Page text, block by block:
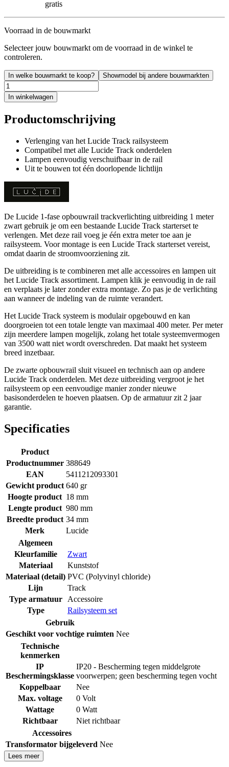
gratis
Voorraad in de bouwmarkt
Selecteer jouw bouwmarkt om de voorraad in de winkel te
controleren.
In welke bouwmarkt te koop? Showmodel bij andere bouwmarkten
In winkelwagen
Productomschrijving
Verlenging van het Lucide Track railsysteem
Compatibel met alle Lucide Track onderdelen
Lampen eenvoudig verschuifbaar in de rail
Uit te bouwen tot één doorlopende lichtlijn
De Lucide 1-fase opbouwrail trackverlichting uitbreiding 1 meter
zwart gebruik je om een bestaande Lucide Track starterset te
verlengen. Met deze rail voeg je één extra meter toe aan je
railsysteem. Voor montage is een Lucide Track starterset vereist,
omdat daarin de stroomvoorziening zit.
De uitbreiding is te combineren met alle accessoires en lampen uit
het Lucide Track assortiment. Lampen klik je eenvoudig in de rail
en verplaats je later zonder extra montage. Zo pas je de verlichting
aan wanneer de indeling van de ruimte verandert.
Het Lucide Track systeem is modulair opgebouwd en kan
doorgroeien tot een totale lengte van maximaal 400 meter. Per meter
zijn meerdere lampen mogelijk, zolang het totale systeemvermogen
van 3500 watt niet wordt overschreden. Dat maakt het systeem
breed inzetbaar.
De zwarte opbouwrail sluit visueel en technisch aan op andere
Lucide Track onderdelen. Met deze uitbreiding vergroot je het
railsysteem op een eenvoudige manier zonder nieuwe
basisonderdelen te hoeven plaatsen. Op de armatuur zit 2 jaar
garantie.
Specificaties
Product
Productnummer 388649
EAN
5411212093301
Gewicht product 640 gr
Hoogte product 18 mm
Lengte product 980 mm
Breedte product 34 mm
Merk
Lucide
Algemeen
Kleurfamilie
Zwart
Materiaal
Kunststof
Materiaal (detail) PVC (Polyvinyl chloride)
Lijn
Track
Type armatuur
Accessoire
Type
Railsysteem set
Gebruik
Geschikt voor vochtige ruimten Nee
Technische
kenmerken
IP
Beschermingsklasse
IP20 - Bescherming tegen middelgrote
voorwerpen; geen bescherming tegen vocht
Koppelbaar
Nee
Max. voltage
0 Volt
Wattage
0 Watt
Richtbaar
Niet richtbaar
Accessoires
Transformator bijgeleverd Nee
Lees meer